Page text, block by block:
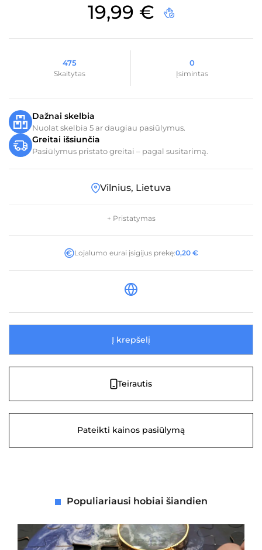
19,99 €
475
Skaitytas
0
Įsimintas
Dažnai skelbia
Nuolat skelbia 5 ar daugiau pasiūlymus.
Greitai išsiunčia
Pasiūlymus pristato greitai – pagal susitarimą.
Vilnius, Lietuva
+ Pristatymas
Lojalumo eurai įsigijus prekę:0,20 €
Į krepšelį
Teirautis
Pateikti kainos pasiūlymą
Populiariausi hobiai šiandien